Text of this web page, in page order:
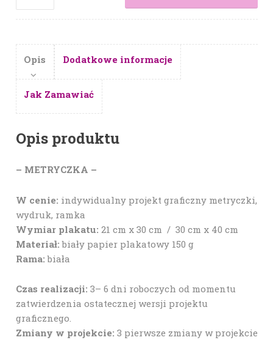
Opis Dodatkowe informacje
Jak Zamawiać
Opis produktu
– METRYCZKA –
W cenie: indywidualny projekt graficzny metryczki,
wydruk, ramka
Wymiar plakatu: 21 cm x 30 cm / 30 cm x 40 cm
Materiał: biały papier plakatowy 150 g
Rama: biała
Czas realizacji: 3– 6 dni roboczych od momentu
zatwierdzenia ostatecznej wersji projektu
graficznego.
Zmiany w projekcie: 3 pierwsze zmiany w projekcie